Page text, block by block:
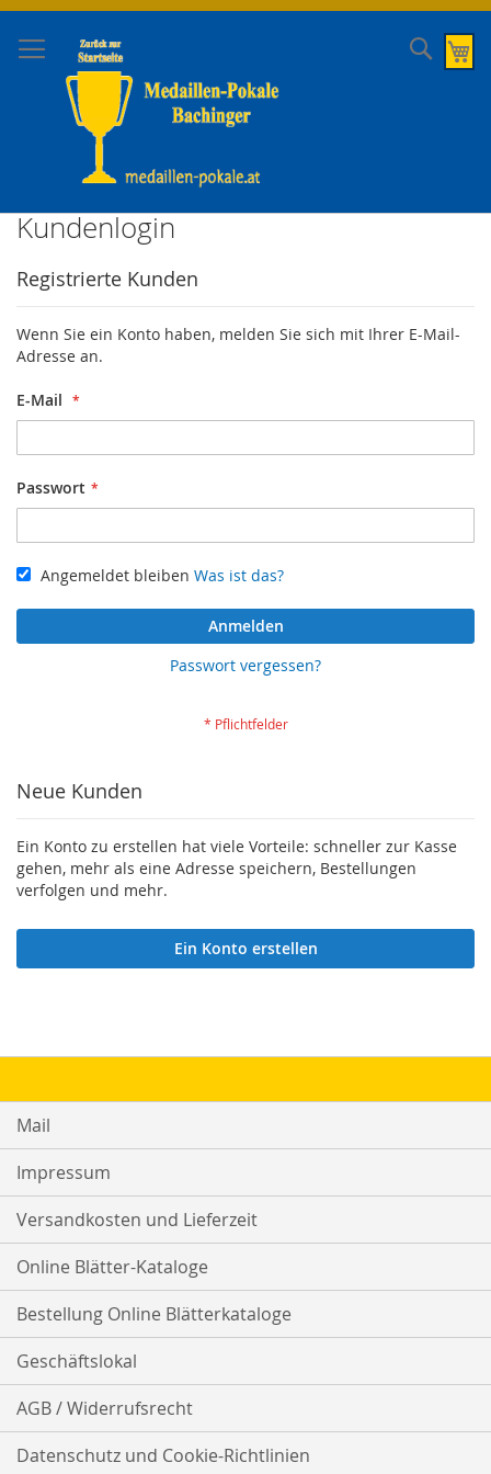
Direkt
Inhalt
Suche
Kundenlogin
Registrierte Kunden
Wenn Sie ein Konto haben, melden Sie sich mit Ihrer E-Mail-
Adresse an.
E-Mail
Passwort
Angemeldet bleiben Was ist das?
Anmelden
Passwort vergessen?
Neue Kunden
Ein Konto zu erstellen hat viele Vorteile: schneller zur Kasse
gehen, mehr als eine Adresse speichern, Bestellungen
verfolgen und mehr.
Ein Konto erstellen
Mail
Impressum
Versandkosten und Lieferzeit
Online Blätter-Kataloge
Bestellung Online Blätterkataloge
Geschäftslokal
AGB / Widerrufsrecht
Datenschutz und Cookie-Richtlinien